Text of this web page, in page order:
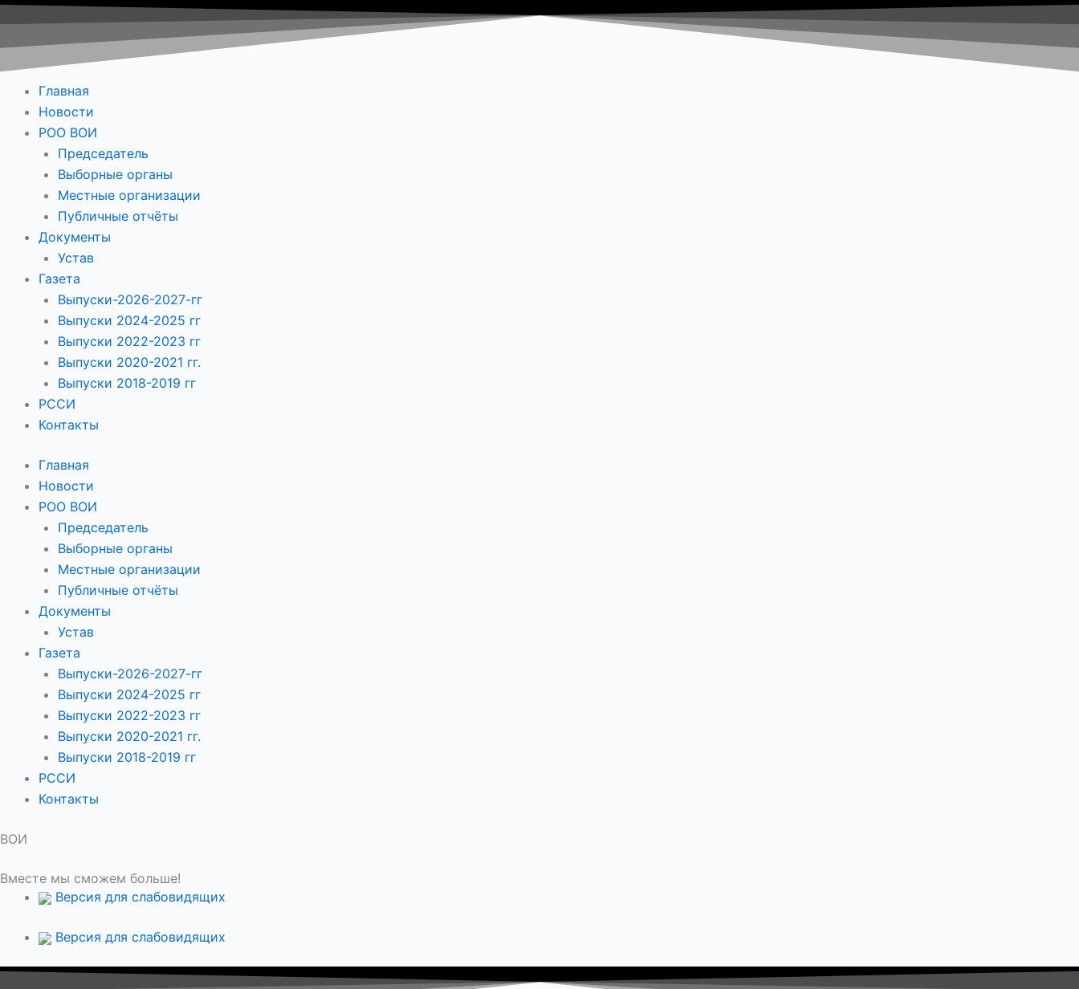
Главная
Новости
РОО ВОИ
Председатель
Выборные органы
Местные организации
Публичные отчёты
Документы
Устав
Газета
Выпуски-2026-2027-гг
Выпуски 2024-2025 гг
Выпуски 2022-2023 гг
Выпуски 2020-2021 гг.
Выпуски 2018-2019 гг
РССИ
Контакты
Главная
Новости
РОО ВОИ
Председатель
Выборные органы
Местные организации
Публичные отчёты
Документы
Устав
Газета
Выпуски-2026-2027-гг
Выпуски 2024-2025 гг
Выпуски 2022-2023 гг
Выпуски 2020-2021 гг.
Выпуски 2018-2019 гг
РССИ
Контакты
ВОИ
Вместе мы сможем больше!
Версия для слабовидящих
Версия для слабовидящих